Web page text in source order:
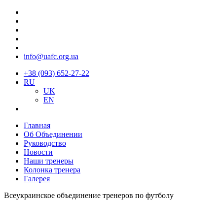
info@uafc.org.ua
+38 (093) 652-27-22
RU
UK
EN
Главная
Об Объединении
Руководство
Новости
Наши тренеры
Колонка тренера
Галерея
Всеукраинское объединение тренеров по футболу